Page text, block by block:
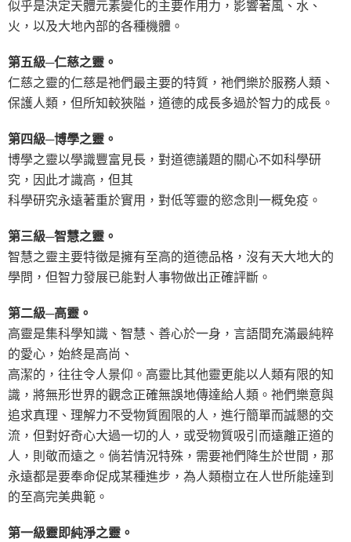
似乎是決定天體元素變化的主要作用力，影響著風、水、
火，以及大地內部的各種機體。
第五級─仁慈之靈。
仁慈之靈的仁慈是祂們最主要的特質，祂們樂於服務人類、
保護人類，但所知較狹隘，道德的成長多過於智力的成長。
第四級─博學之靈。
博學之靈以學識豐富見長，對道德議題的關心不如科學研
究，因此才識高，但其
科學研究永遠著重於實用，對低等靈的慾念則一概免疫。
第三級─智慧之靈。
智慧之靈主要特徵是擁有至高的道德品格，沒有天大地大的
學問，但智力發展已能對人事物做出正確評斷。
第二級─高靈。
高靈是集科學知識、智慧、善心於一身，言語間充滿最純粹
的愛心，始終是高尚、
高潔的，往往令人景仰。高靈比其他靈更能以人類有限的知
識，將無形世界的觀念正確無誤地傳達給人類。祂們樂意與
追求真理、理解力不受物質囿限的人，進行簡單而誠懇的交
流，但對好奇心大過一切的人，或受物質吸引而遠離正道的
人，則敬而遠之。倘若情況特殊，需要祂們降生於世間，那
永遠都是要奉命促成某種進步，為人類樹立在人世所能達到
的至高完美典範。
第一級靈即純淨之靈。